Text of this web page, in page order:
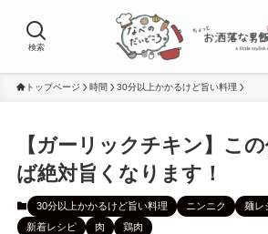
検索
トップページ 時間 30分以上かかるけど旨い料理
【ガーリックチキン】こ
ば絶対旨くなります！
30分以上かかるけど旨い料理 ニンニク 麺レ
新着レシピ
肉 鶏肉